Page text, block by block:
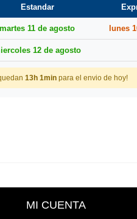
Estandar
martes 11 de agosto lunes
12 de agosto
13h 1minpara el envio de hoy!
MI CUENTA